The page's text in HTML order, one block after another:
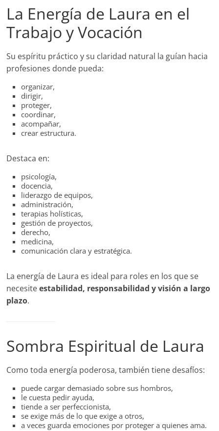
La Energía de Laura en el
Trabajo y Vocación
Su espíritu práctico y su claridad natural la guían hacia
profesiones donde pueda:
organizar,
dirigir,
proteger,
coordinar,
acompañar,
crear estructura.
Destaca en:
psicología,
docencia,
liderazgo de equipos,
administración,
terapias holísticas,
gestión de proyectos,
derecho,
medicina,
comunicación clara y estratégica.
La energía de Laura es ideal para roles en los que se
necesiteestabilidad, responsabilidad y visión a largo
plazo.
Sombra Espiritual de Laura
Como toda energía poderosa, también tiene desafíos:
puede cargar demasiado sobre sus hombros,
le cuesta pedir ayuda,
tiende a ser perfeccionista,
se exige más de lo que exige a otros,
a veces guarda emociones por proteger a quienes ama.